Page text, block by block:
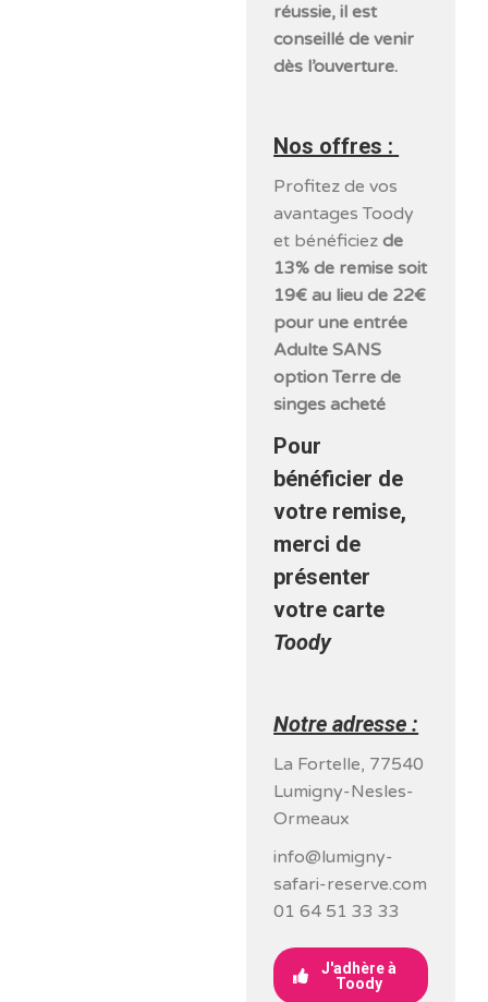
réussie, il est
conseillé de venir
dès l’ouverture.
Nos offres :
Profitez de vos
avantages Toody
et bénéficiezde
13% de remise soit
19€ au lieu de 22€
pour une entrée
Adulte SANS
option Terre de
singes acheté
Pour
bénéficier de
votre remise,
merci de
présenter
votre carte
Toody
Notre adresse :
La Fortelle, 77540
Lumigny-Nesles-
Ormeaux
info@lumigny-
safari-reserve.com
01 64 51 33 33
J'adhère à
Toody